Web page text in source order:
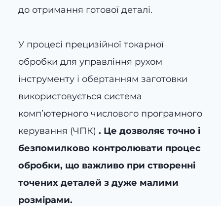
до отримання готової деталі.
У процесі прецизійної токарної
обробки для управління рухом
інструменту і обертанням заготовки
використовується система
комп’ютерного числового програмного
керування (ЧПК) . Це дозволяє точно і
безпомилково контролювати процес
обробки, що важливо при створенні
точених деталей з дуже малими
розмірами.